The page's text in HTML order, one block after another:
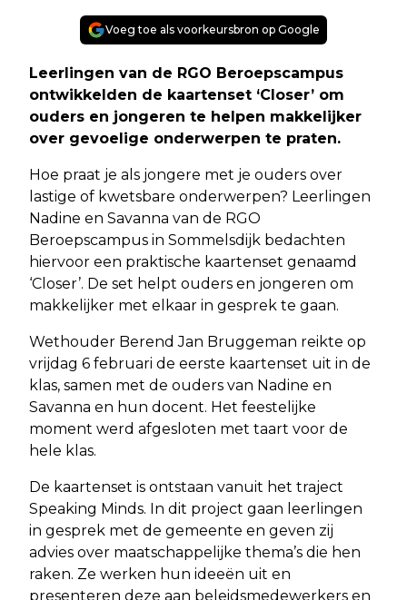
Voeg toe als voorkeursbron op Google
Leerlingen van de RGO Beroepscampus
ontwikkelden de kaartenset ‘Closer’ om
ouders en jongeren te helpen makkelijker
over gevoelige onderwerpen te praten.
Hoe praat je als jongere met je ouders over
lastige of kwetsbare onderwerpen? Leerlingen
Nadine en Savanna van de RGO
Beroepscampus in Sommelsdijk bedachten
hiervoor een praktische kaartenset genaamd
‘Closer’. De set helpt ouders en jongeren om
makkelijker met elkaar in gesprek te gaan.
Wethouder Berend Jan Bruggeman reikte op
vrijdag 6 februari de eerste kaartenset uit in de
klas, samen met de ouders van Nadine en
Savanna en hun docent. Het feestelijke
moment werd afgesloten met taart voor de
hele klas.
De kaartenset is ontstaan vanuit het traject
Speaking Minds. In dit project gaan leerlingen
in gesprek met de gemeente en geven zij
advies over maatschappelijke thema’s die hen
raken. Ze werken hun ideeën uit en
presenteren deze aan beleidsmedewerkers en